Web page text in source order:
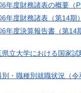
年度財務諸表の概要（
年度財務諸表（第14期
年度決算報告書（第14
立大学における国家
・職種別就職状況（令